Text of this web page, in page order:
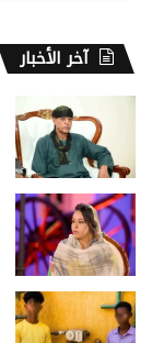
آخر الأخبار